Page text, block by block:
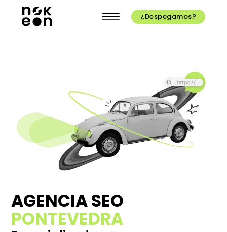
¿Despegamos?
AGENCIA SEO
PONTEVEDRA